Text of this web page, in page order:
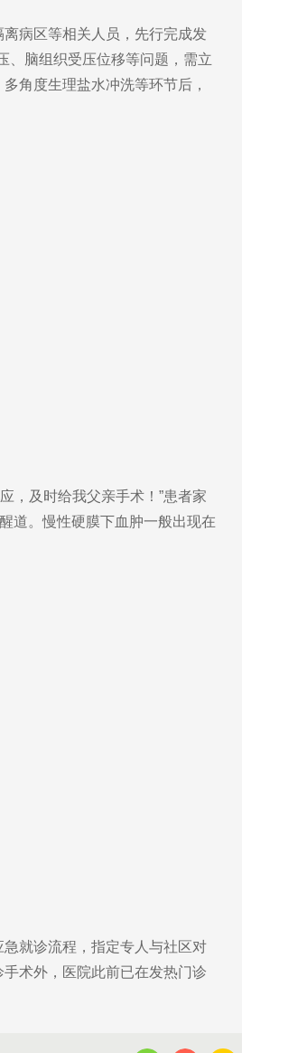
病区等相关人员，先行完成发
、脑组织受压位移等问题，需立
角度生理盐水冲洗等环节后，
，及时给我父亲手术！”患者家
道。慢性硬膜下血肿一般出现在
就诊流程，指定专人与社区对
术外，医院此前已在发热门诊